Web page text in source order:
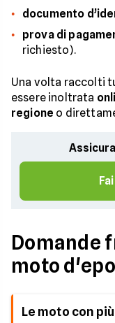
documento
prova di
richiesto).
Una volta raccolti
essere inoltrata
regione o
Domande
moto
Le moto con